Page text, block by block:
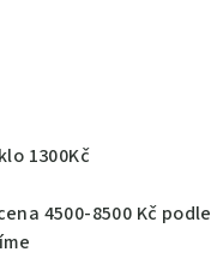
1300Kč
4500-8500 Kč